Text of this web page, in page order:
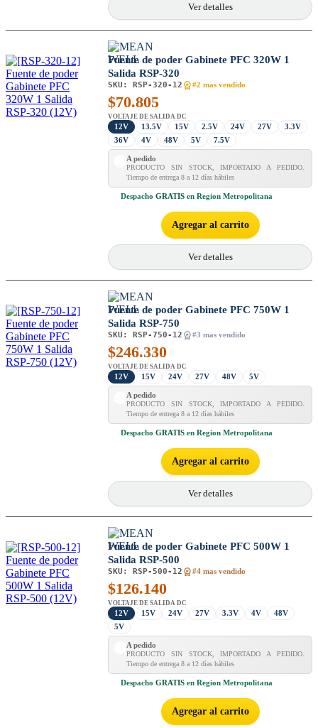
Ver detalles
Fuente de poder Gabinete PFC 320W 1
Salida RSP-320
SKU: RSP-320-12 #2 mas vendido
$70.805
VOLTAJE DE SALIDA DC
12V 13.5V 15V 2.5V 24V 27V
3.3V
36V
4V 48V 5V 7.5V
A pedido
PRODUCTO SIN STOCK, IMPORTADO A PEDIDO.
Tiempo de entrega 8 a 12 días hábiles
Despacho GRATIS en Region Metropolitana
Agregar al carrito
Ver detalles
Fuente de poder Gabinete PFC 750W 1
Salida RSP-750
SKU: RSP-750-12 #3 mas vendido
$246.330
VOLTAJE DE SALIDA DC
12V 15V 24V 27V 48V 5V
A pedido
PRODUCTO SIN STOCK, IMPORTADO A PEDIDO.
Tiempo de entrega 8 a 12 días hábiles
Despacho GRATIS en Region Metropolitana
Agregar al carrito
Ver detalles
Fuente de poder Gabinete PFC 500W 1
Salida RSP-500
SKU: RSP-500-12 #4 mas vendido
$126.140
VOLTAJE DE SALIDA DC
12V 15V 24V 27V 3.3V 4V
48V
5V
A pedido
PRODUCTO SIN STOCK, IMPORTADO A PEDIDO.
Tiempo de entrega 8 a 12 días hábiles
Despacho GRATIS en Region Metropolitana
Agregar al carrito